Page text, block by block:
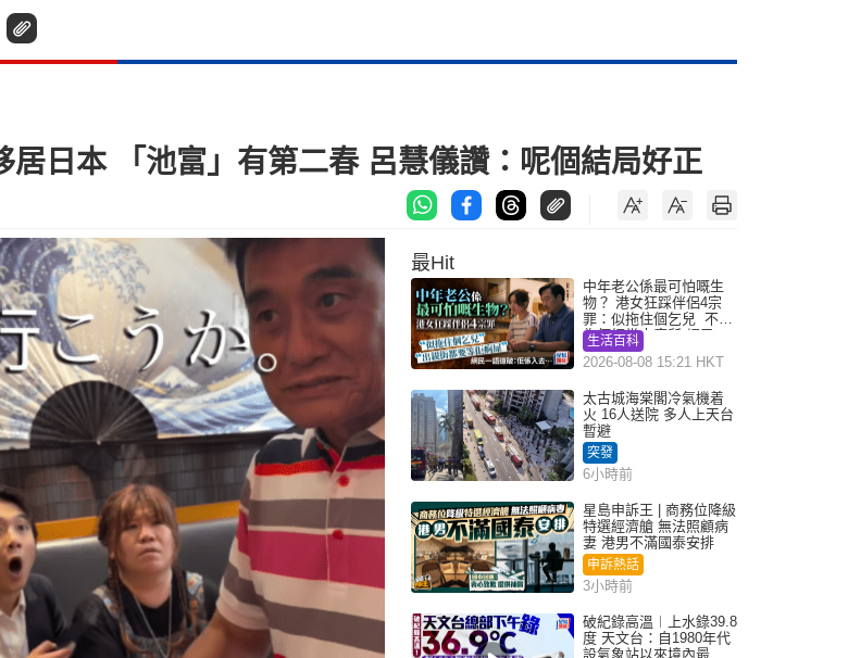
日本 「池富」有第二春 呂慧儀讚：呢個結局好正
最Hit
中年老公係最可怕嘅生
物？ 港女狂踩伴侶4宗
罪：似拖住個乞兒 不解
為何經常去廁所 網民一
語道破
生活百科
2026-08-08 15:21 HKT
太古城海棠閣冷氣機着
火 16人送院 多人上天台
暫避
突發
6小時前
星島申訴王 | 商務位降級
特選經濟艙 無法照顧病
妻 港男不滿國泰安排
申訴熱話
3小時前
破紀錄高溫︱上水錄39.8
度 天文台：自1980年代
設氣象站以來境內最高